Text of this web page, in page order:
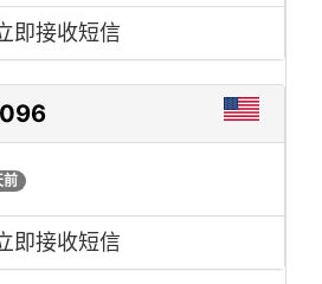
即接收短信
即接收短信